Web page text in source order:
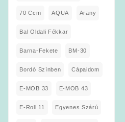
70 Ccm AQUA Arany
Bal Oldali Fékkar
Barna-Fekete BM-30
Bordó Színben Cápaidom
E-MOB 33 E-MOB 43
E-Roll 11 Egyenes Szárú